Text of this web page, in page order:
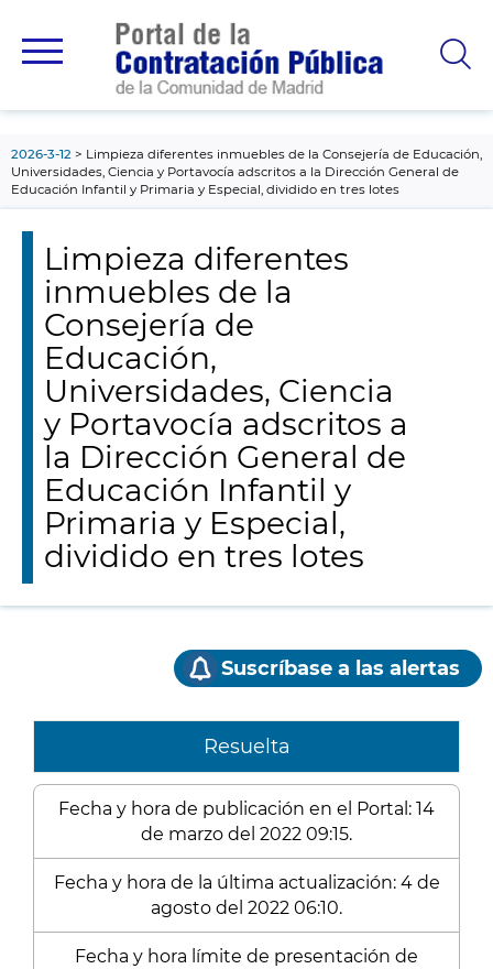
principal
2026-3-12
Limpieza diferentes inmuebles de la Consejería de Educación,
Universidades, Ciencia y Portavocía adscritos a la Dirección General de
Educación Infantil y Primaria y Especial, dividido en tres lotes
Limpieza diferentes
inmuebles de la
Consejería de
Educación,
Universidades, Ciencia
y Portavocía adscritos a
la Dirección General de
Educación Infantil y
Primaria y Especial,
dividido en tres lotes
Suscríbase a las alertas
Resuelta
Fecha y hora de publicación en el Portal: 14
de marzo del 2022 09:15.
Fecha y hora de la última actualización: 4 de
agosto del 2022 06:10.
Fecha y hora límite de presentación de